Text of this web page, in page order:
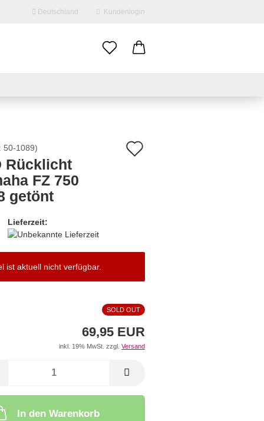
Deutschland Kundenlogin
vergessen?
50-1089)
Rücklicht
FZ 750
getönt
Lieferzeit:
ist aktuell nicht verfügbar.
SOLD OUT
69,95 EUR
inkl. 19% MwSt. zzgl. Versand
In den Warenkorb